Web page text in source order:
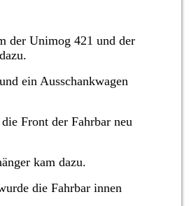
der Unimog 421 und der
ein Ausschankwagen
Front der Fahrbar neu
kam dazu.
die Fahrbar innen